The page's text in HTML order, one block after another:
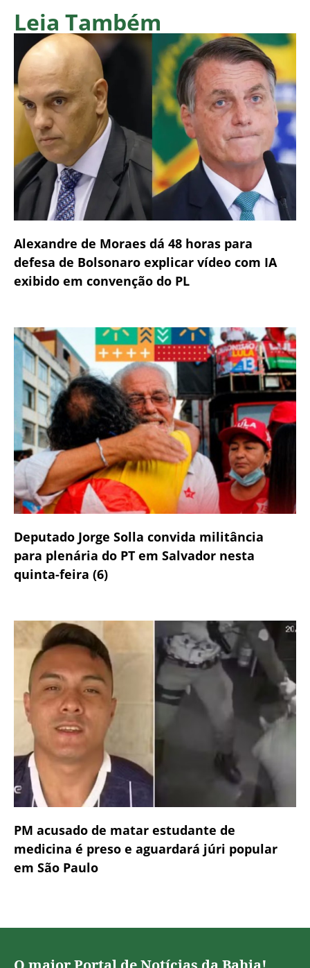
Leia Também
Alexandre de Moraes dá 48 horas para
defesa de Bolsonaro explicar vídeo com IA
exibido em convenção do PL
Deputado Jorge Solla convida militância
para plenária do PT em Salvador nesta
quinta-feira (6)
PM acusado de matar estudante de
medicina é preso e aguardará júri popular
em São Paulo